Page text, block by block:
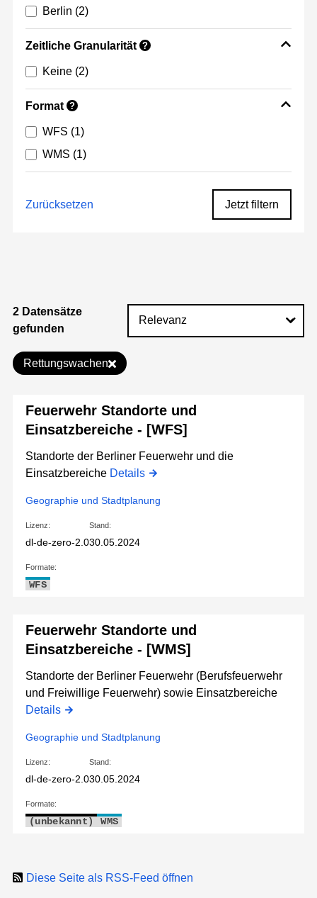
Berlin (2)
Zeitliche Granularität ?
Keine (2)
Format ?
WFS (1)
WMS (1)
Zurücksetzen Jetzt filtern
2 Datensätze
gefunden
Rettungswachen
Feuerwehr Standorte und
Einsatzbereiche - [WFS]
Standorte der Berliner Feuerwehr und die
Einsatzbereiche Details
Geographie und Stadtplanung
Lizenz:
dl-de-zero-2.0
Stand:
30.05.2024
Formate:
WFS
Feuerwehr Standorte und
Einsatzbereiche - [WMS]
Standorte der Berliner Feuerwehr (Berufsfeuerwehr
und Freiwillige Feuerwehr) sowie Einsatzbereiche
Details
Geographie und Stadtplanung
Lizenz:
dl-de-zero-2.0
Stand:
30.05.2024
Formate:
(unbekannt) WMS
Diese Seite als RSS-Feed öffnen